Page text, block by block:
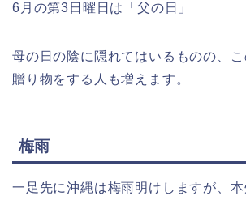
6月の第3日曜日は「父の日」
母の日の陰に隠れてはいるものの、
贈り物をする人も増えます。
梅雨
一足先に沖縄は梅雨明けしますが、本